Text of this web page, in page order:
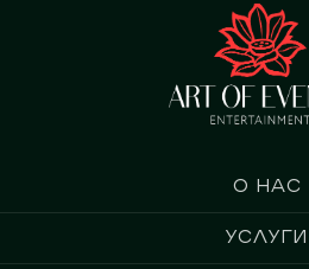
О нас
Услуги